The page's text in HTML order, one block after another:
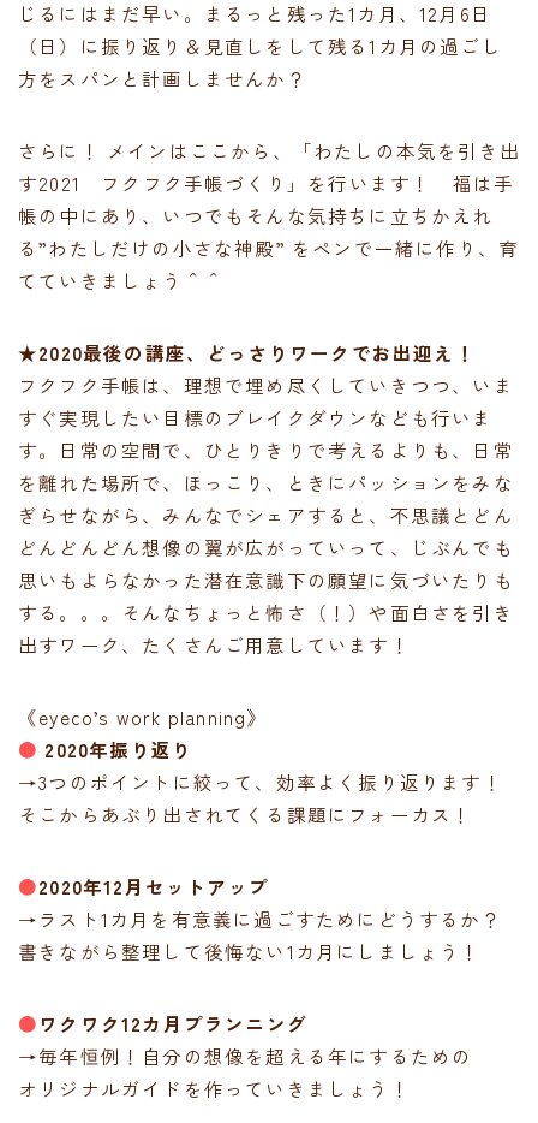
じるにはまだ早い。まるっと残った1カ月、12月6日
（日）に振り返り＆見直しをして残る1カ月の過ごし
方をスパンと計画しませんか？
さらに！ メインはここから、「わたしの本気を引き出
す2021 フクフク手帳づくり」を行います！ 福は手
帳の中にあり、いつでもそんな気持ちに立ちかえれ
る”わたしだけの小さな神殿” をペンで一緒に作り、育
てていきましょう＾＾
★2020最後の講座、どっさりワークでお出迎え！
フクフク手帳は、理想で埋め尽くしていきつつ、いま
すぐ実現したい目標のブレイクダウンなども行いま
す。日常の空間で、ひとりきりで考えるよりも、日常
を離れた場所で、ほっこり、ときにパッションをみな
ぎらせながら、みんなでシェアすると、不思議とどん
どんどんどん想像の翼が広がっていって、じぶんでも
思いもよらなかった潜在意識下の願望に気づいたりも
する。。。そんなちょっと怖さ（！）や面白さを引き
出すワーク、たくさんご用意しています！
《eyeco’s work planning》
● 2020年振り返り
→3つのポイントに絞って、効率よく振り返ります！
そこからあぶり出されてくる課題にフォーカス！
●2020年12月セットアップ
→ラスト1カ月を有意義に過ごすためにどうするか？
書きながら整理して後悔ない1カ月にしましょう！
● ワクワク12カ月プランニング
→毎年恒例！自分の想像を超える年にするための
オリジナルガイドを作っていきましょう！